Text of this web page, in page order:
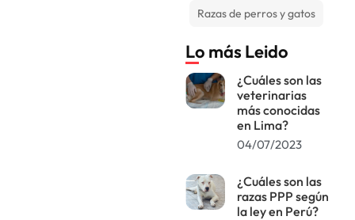
Razas de perros y gatos
Lo más Leido
¿Cuáles son las
veterinarias
más conocidas
en Lima?
04/07/2023
¿Cuáles son las
razas PPP según
la ley en Perú?